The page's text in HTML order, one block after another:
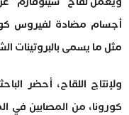
أجسام مضادة لفيروس
مثل ما يسمى بالبروتينات
كورونا، من المصابين في